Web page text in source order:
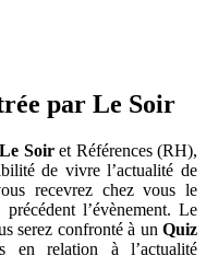
par Le Soir
Le Soiret Références (RH),
de vivre l’actualité de
recevrez chez vous le
l’évènement. Le
serez confronté à un Quiz
en relation à l’actualité